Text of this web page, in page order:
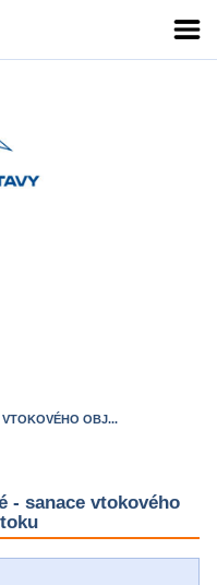
OBJ...
- sanace vtokového